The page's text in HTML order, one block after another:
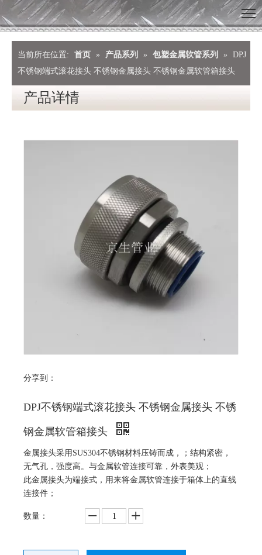
当前所在位置: 首页 » 产品系列 » 包塑金属软管系列 »
DPJ
不锈钢端式滚花接头 不锈钢金属接头 不锈钢金属软管箱接头
产品详情
分享到：
DPJ不锈钢端式滚花接头 不锈钢金属接头 不锈
钢金属软管箱接头
金属接头采用SUS304不锈钢材料压铸而成，；结构紧密，
无气孔，强度高。与金属软管连接可靠，外表美观；
此金属接头为端接式，用来将金属软管连接于箱体上的直线
连接件；
数量：